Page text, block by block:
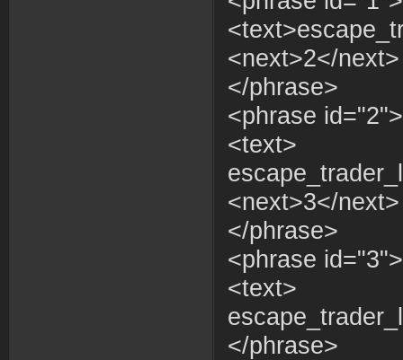
<next>2</next>
</phrase>
<phrase id="2">
<text>
<next>3</next>
</phrase>
<phrase id="3">
<text>
</phrase>